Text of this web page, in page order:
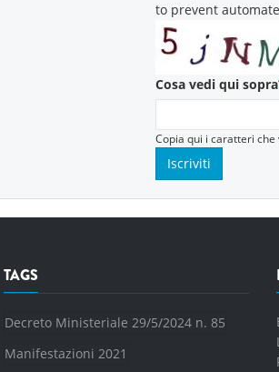
to prevent
Cosa vedi qui
Copia qui i caratteri
TAGS
Decreto Ministeriale 29/5/2024 n. 85
Manifestazioni 2021